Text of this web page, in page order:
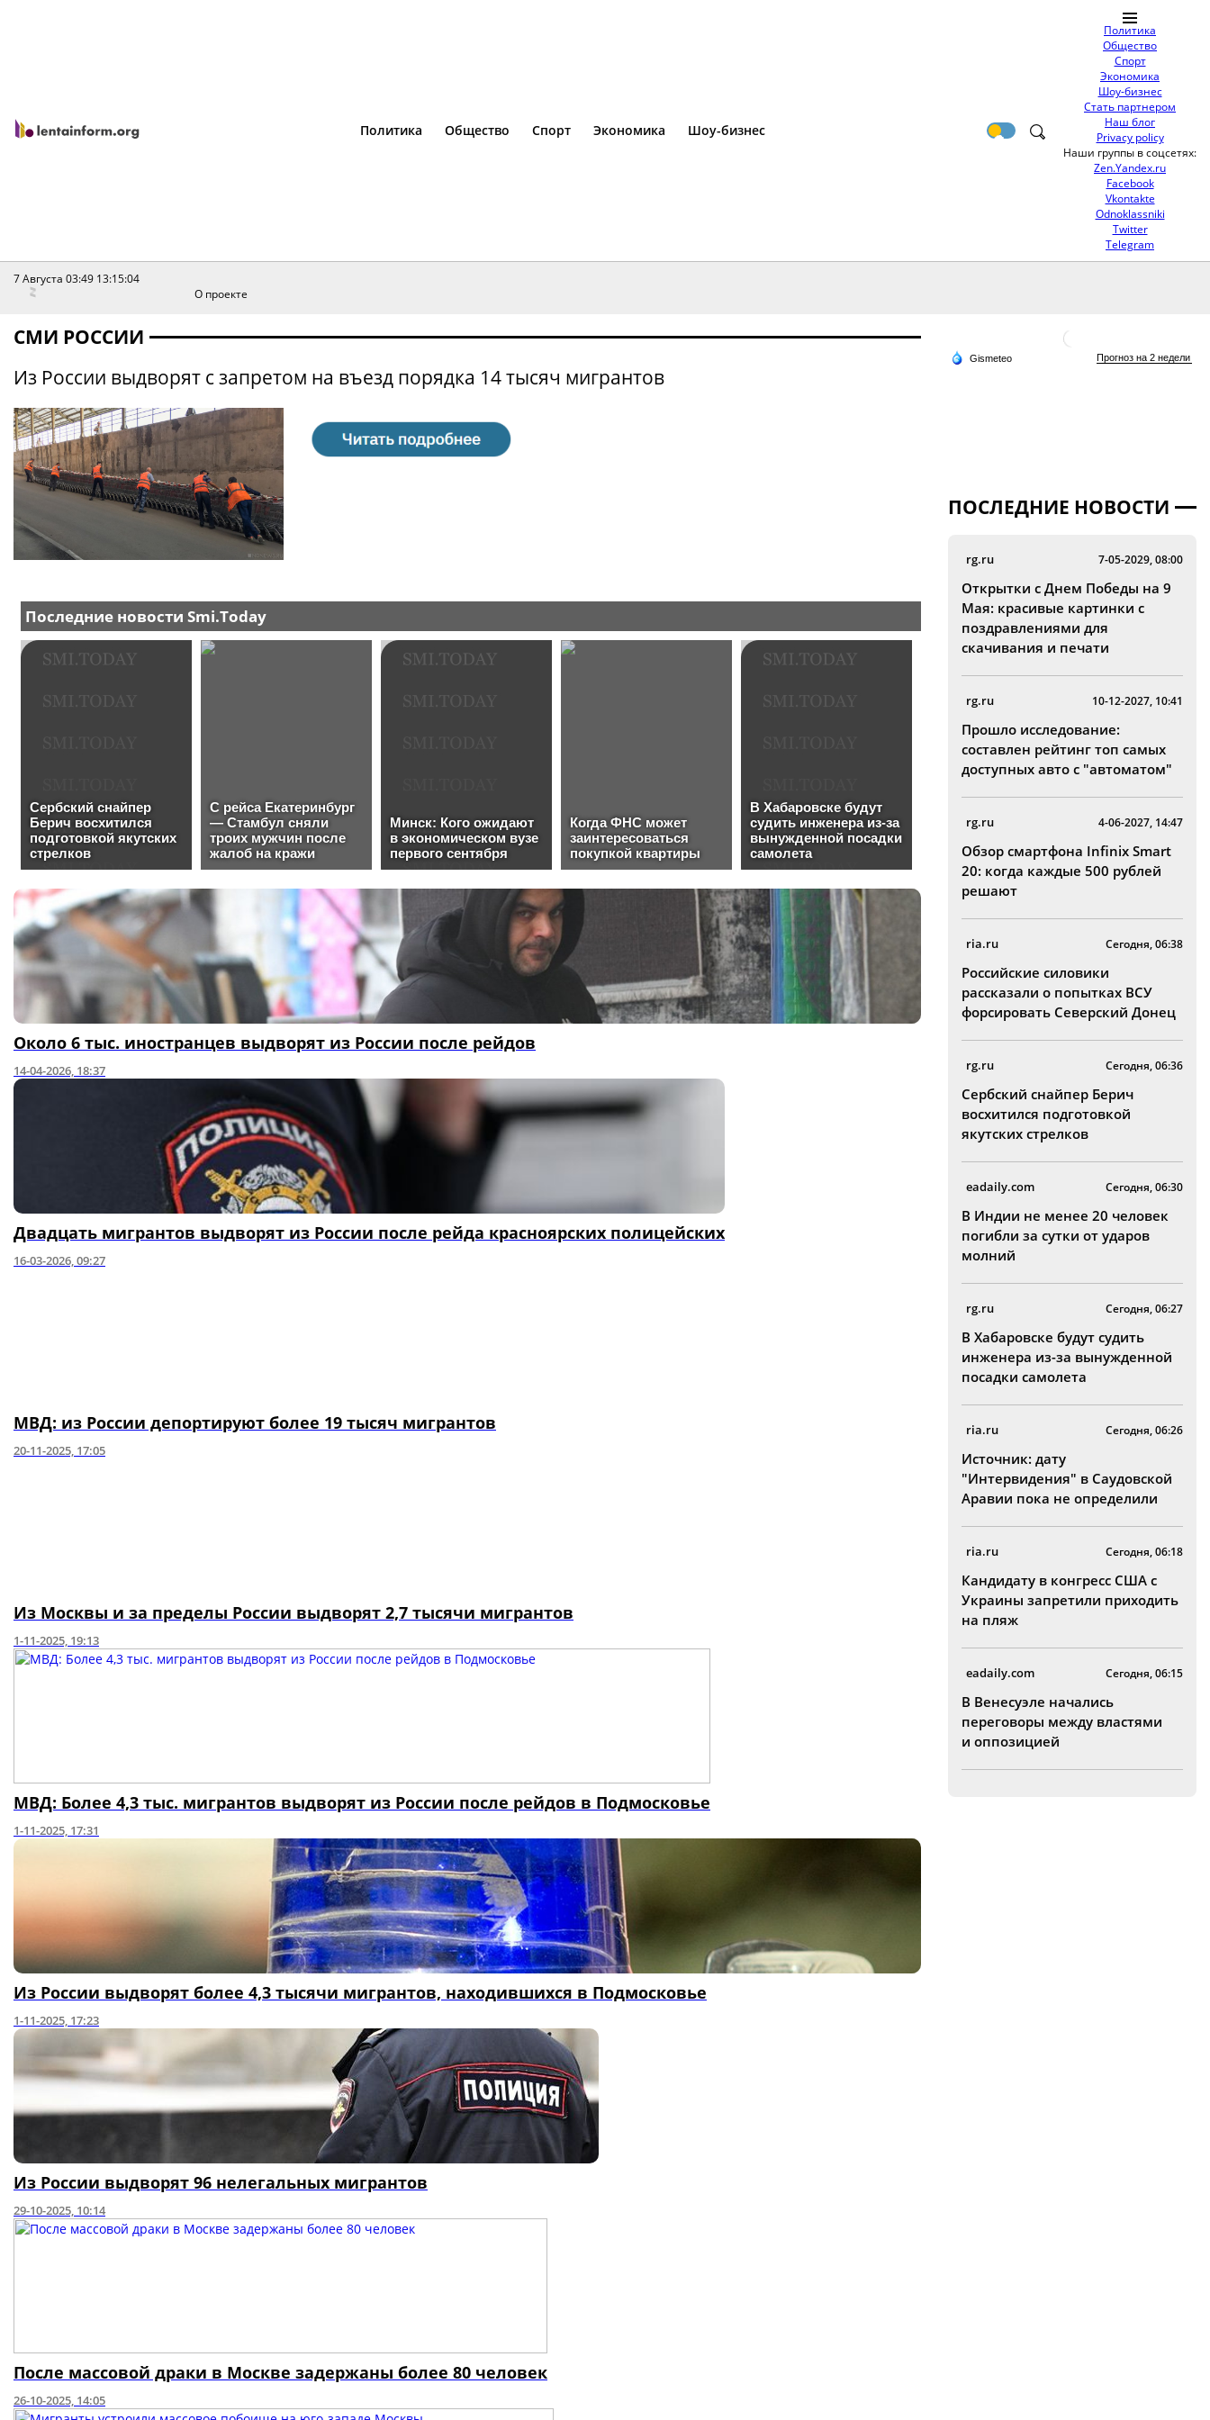
Политика Общество Спорт Экономика Шоу-бизнес
Политика
Общество
Спорт
Экономика
Шоу-бизнес
Стать партнером
Наш блог
Privacy policy
Наши группы в соцсетях:
Zen.Yandex.ru
Facebook
Vkontakte
Odnoklassniki
Twitter
Telegram
7 Августа 03:49 13:15:04
О проекте
СМИ РОССИИ
Из России выдворят с запретом на въезд порядка 14 тысяч мигрантов
Около 6 тыс. иностранцев выдворят из России после рейдов
14-04-2026, 18:37
Двадцать мигрантов выдворят из России после рейда красноярских полицейских
16-03-2026, 09:27
МВД: из России депортируют более 19 тысяч мигрантов
20-11-2025, 17:05
Из Москвы и за пределы России выдворят 2,7 тысячи мигрантов
1-11-2025, 19:13
МВД: Более 4,3 тыс. мигрантов выдворят из России после рейдов в Подмосковье
1-11-2025, 17:31
Из России выдворят более 4,3 тысячи мигрантов, находившихся в Подмосковье
1-11-2025, 17:23
Из России выдворят 96 нелегальных мигрантов
29-10-2025, 10:14
После массовой драки в Москве задержаны более 80 человек
26-10-2025, 14:05
ПОСЛЕДНИЕ НОВОСТИ
rg.ru 7-05-2029, 08:00
Открытки с Днем Победы на 9
Мая: красивые картинки с
поздравлениями для
скачивания и печати
rg.ru 10-12-2027, 10:41
Прошло исследование:
составлен рейтинг топ самых
доступных авто с "автоматом"
rg.ru 4-06-2027, 14:47
Обзор смартфона Infinix Smart
20: когда каждые 500 рублей
решают
ria.ru Сегодня, 06:38
Российские силовики
рассказали о попытках ВСУ
форсировать Северский Донец
rg.ru Сегодня, 06:36
Сербский снайпер Берич
восхитился подготовкой
якутских стрелков
eadaily.com Сегодня, 06:30
В Индии не менее 20 человек
погибли за сутки от ударов
молний
rg.ru Сегодня, 06:27
В Хабаровске будут судить
инженера из-за вынужденной
посадки самолета
ria.ru Сегодня, 06:26
Источник: дату
"Интервидения" в Саудовской
Аравии пока не определили
ria.ru Сегодня, 06:18
Кандидату в конгресс США с
Украины запретили приходить
на пляж
eadaily.com Сегодня, 06:15
В Венесуэле начались
переговоры между властями
и оппозицией